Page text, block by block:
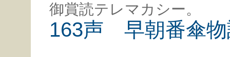
御賞読テレマカシー。
163声 早朝番傘